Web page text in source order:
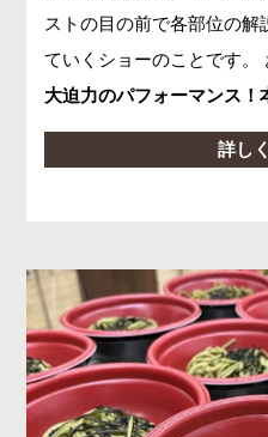
ストの目の前で各部位の解
ていくショーのことです
大迫力のパフォーマンス！
詳し